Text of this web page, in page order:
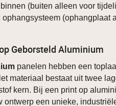
binnen (buiten alleen voor
ophangsysteem (ophangplaat
Geborsteld Aluminium
panelen hebben een
materiaal bestaat uit twee
kern. Bij een print op
ontwerp een unieke,